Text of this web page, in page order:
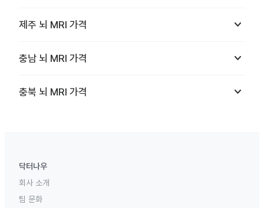
제주 뇌 MRI 가격 keyboard_arrow_down
충남 뇌 MRI 가격 keyboard_arrow_down
충북 뇌 MRI 가격 keyboard_arrow_down
닥터나우
회사 소개
팀 문화